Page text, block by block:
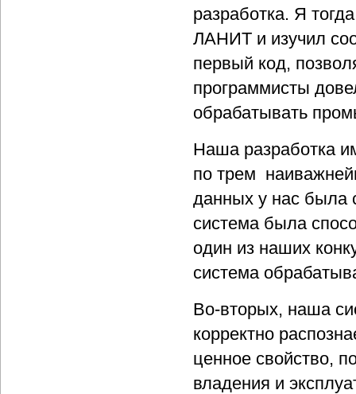
разработка. Я
ЛАНИТ и изучил
первый код,
программисты
обрабатывать
Наша разработка
по трем
данных у нас была
система была
один из наших
система
Во-вторых, наша
корректно
ценное свойство,
владения и